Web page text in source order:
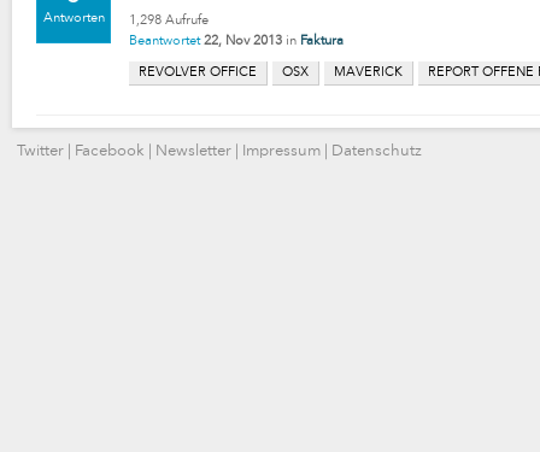
Antworten 1,298 Aufrufe
Beantwortet 22, Nov 2013 in Faktura
REVOLVER OFFICE OSX MAVERICK REPORT
Twitter Facebook Newsletter Impressum Datenschutz